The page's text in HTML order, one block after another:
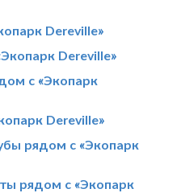
Dereville»
Dereville»
с «Экопарк
Dereville»
рядом с «Экопарк
рядом с «Экопарк